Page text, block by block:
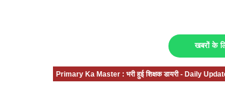
खबरों के
Primary Ka Master : भरी हुई शिक्षक डायरी - Daily